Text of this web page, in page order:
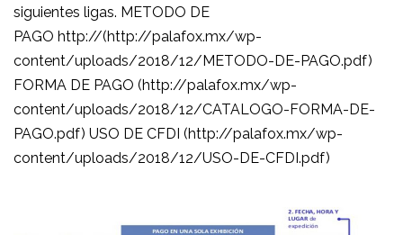
siguientes ligas. METODO DE
PAGO http://(http://palafox.mx/wp-
content/uploads/2018/12/METODO-DE-PAGO.pdf)
FORMA DE PAGO (http://palafox.mx/wp-
content/uploads/2018/12/CATALOGO-FORMA-DE-
PAGO.pdf) USO DE CFDI (http://palafox.mx/wp-
content/uploads/2018/12/USO-DE-CFDI.pdf)